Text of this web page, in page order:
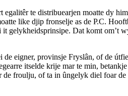
te distribuearjen moatte dy
like djip fronselje as de P.C.
gelykheidsprinsipe. Dat komt om’t
eigner, provinsje Fryslân, of de
itselde krije mar te min,
de froulju, of ta in ûngelyk diel foar